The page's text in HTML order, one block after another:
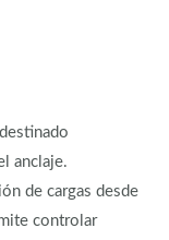
anclaje.
de cargas desde
controlar